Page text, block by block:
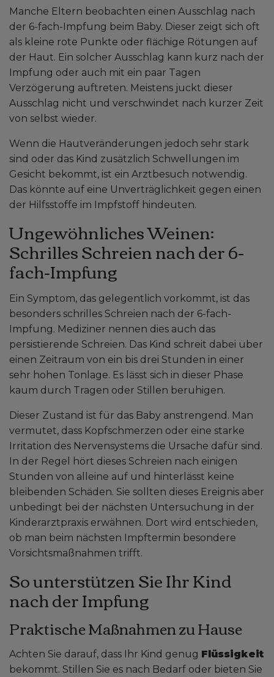
Manche Eltern beobachten einen Ausschlag nach
der 6-fach-Impfung beim Baby. Dieser zeigt sich oft
als kleine rote Punkte oder flächige Rötungen auf
der Haut. Ein solcher Ausschlag kann kurz nach der
Impfung oder auch mit ein paar Tagen
Verzögerung auftreten. Meistens juckt dieser
Ausschlag nicht und verschwindet nach kurzer Zeit
von selbst wieder.
Wenn die Hautveränderungen jedoch sehr stark
sind oder das Kind zusätzlich Schwellungen im
Gesicht bekommt, ist ein Arztbesuch notwendig.
Das könnte auf eine Unverträglichkeit gegen einen
der Hilfsstoffe im Impfstoff hindeuten.
Ungewöhnliches Weinen:
Schrilles Schreien nach der 6-
fach-Impfung
Ein Symptom, das gelegentlich vorkommt, ist das
besonders schrilles Schreien nach der 6-fach-
Impfung. Mediziner nennen dies auch das
persistierende Schreien. Das Kind schreit dabei über
einen Zeitraum von ein bis drei Stunden in einer
sehr hohen Tonlage. Es lässt sich in dieser Phase
kaum durch Tragen oder Stillen beruhigen.
Dieser Zustand ist für das Baby anstrengend. Man
vermutet, dass Kopfschmerzen oder eine starke
Irritation des Nervensystems die Ursache dafür sind.
In der Regel hört dieses Schreien nach einigen
Stunden von alleine auf und hinterlässt keine
bleibenden Schäden. Sie sollten dieses Ereignis aber
unbedingt bei der nächsten Untersuchung in der
Kinderarztpraxis erwähnen. Dort wird entschieden,
ob man beim nächsten Impftermin besondere
Vorsichtsmaßnahmen trifft.
So unterstützen Sie Ihr Kind
nach der Impfung
Praktische Maßnahmen zu Hause
Achten Sie darauf, dass Ihr Kind genug Flüssigkeit
bekommt. Stillen Sie es nach Bedarf oder bieten Sie